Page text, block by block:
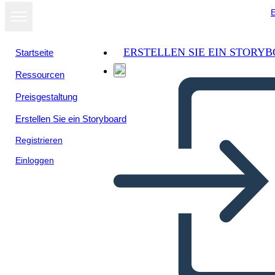
Startseite
Ressourcen
Preisgestaltung
Erstellen Sie ein Storyboard
Registrieren
Einloggen
ERSTELLEN SIE EIN